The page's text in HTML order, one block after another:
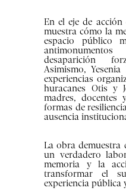
En el eje de acción
muestra cómo la
espacio público
desaparición
Asimismo,
experiencias
huracanes Otis y
madres, docentes
formas de
ausencia
La obra demuestra
un verdadero
memoria y la
transformar el
experiencia pública